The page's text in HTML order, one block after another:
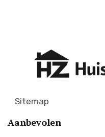
Sitemap
Aanbevolen